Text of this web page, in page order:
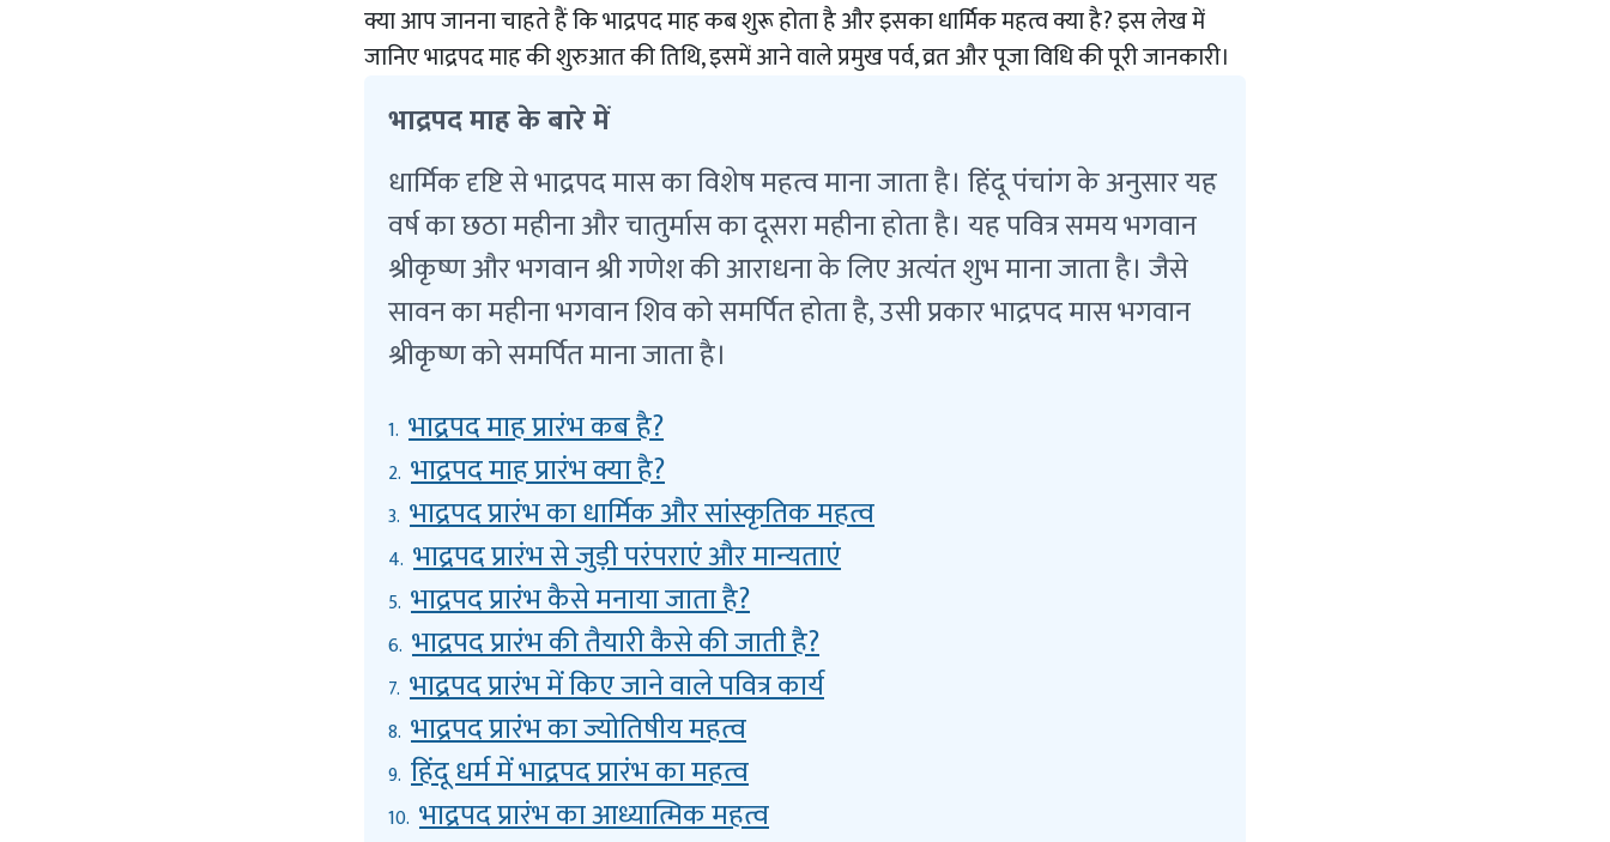
क्या आप जानना चाहते हैं कि भाद्रपद माह कब शुरू होता है और इसका धार्मिक महत्व क्या है? इस लेख में
जानिए भाद्रपद माह की शुरुआत की तिथि, इसमें आने वाले प्रमुख पर्व, व्रत और पूजा विधि की पूरी जानकारी।
भाद्रपद माह के बारे में
धार्मिक दृष्टि से भाद्रपद मास का विशेष महत्व माना जाता है। हिंदू पंचांग के अनुसार यह
वर्ष का छठा महीना और चातुर्मास का दूसरा महीना होता है। यह पवित्र समय भगवान
श्रीकृष्ण और भगवान श्री गणेश की आराधना के लिए अत्यंत शुभ माना जाता है। जैसे
सावन का महीना भगवान शिव को समर्पित होता है, उसी प्रकार भाद्रपद मास भगवान
श्रीकृष्ण को समर्पित माना जाता है।
1. भाद्रपद माह प्रारंभ कब है?
2. भाद्रपद माह प्रारंभ क्या है?
3. भाद्रपद प्रारंभ का धार्मिक और सांस्कृतिक महत्व
4. भाद्रपद प्रारंभ से जुड़ी परंपराएं और मान्यताएं
5. भाद्रपद प्रारंभ कैसे मनाया जाता है?
6. भाद्रपद प्रारंभ की तैयारी कैसे की जाती है?
7. भाद्रपद प्रारंभ में किए जाने वाले पवित्र कार्य
8. भाद्रपद प्रारंभ का ज्योतिषीय महत्व
9. हिंदू धर्म में भाद्रपद प्रारंभ का महत्व
10. भाद्रपद प्रारंभ का आध्यात्मिक महत्व